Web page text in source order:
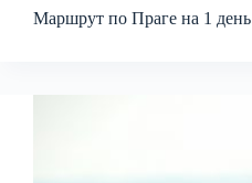
Маршрут по Праге на 1 день